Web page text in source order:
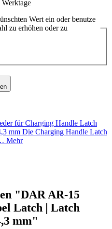
Wert ein oder benutze
zu erhöhen oder zu
für Charging Handle Latch
mm Die Charging Handle Latch
Mehr
"DAR AR-15
Latch | Latch
mm"